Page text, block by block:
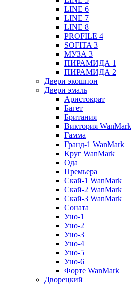
LINE 6
LINE 7
LINE 8
PROFILE 4
SOFITA 3
МУЗА 3
ПИРАМИДА 1
ПИРАМИДА 2
Двери экошпон
Двери эмаль
Аристократ
Багет
Британия
Виктория WanMark
Гамма
Гранд-1 WanMark
Круг WanMark
Ода
Премьера
Скай-1 WanMark
Скай-2 WanMark
Скай-3 WanMark
Соната
Уно-1
Уно-2
Уно-3
Уно-4
Уно-5
Уно-6
Форте WanMark
Дворецкий